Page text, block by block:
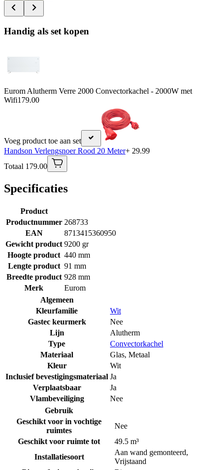
Handig als set kopen
Eurom Alutherm Verre 2000 Convectorkachel - 2000W met
Wifi179.00
Voeg product toe aan set
Handson Verlengsnoer Rood 20 Meter+ 29.99
Totaal 179.00
Specificaties
Product
Productnummer 268733
EAN
8713415360950
Gewicht product 9200 gr
Hoogte product 440 mm
Lengte product 91 mm
Breedte product 928 mm
Merk
Eurom
Algemeen
Kleurfamilie
Wit
Gastec keurmerk
Nee
Lijn
Alutherm
Type
Convectorkachel
Materiaal
Glas, Metaal
Kleur
Wit
Inclusief bevestigingsmateriaal Ja
Verplaatsbaar
Ja
Vlambeveiliging
Nee
Gebruik
Geschikt voor in vochtige
ruimtes
Nee
Geschikt voor ruimte tot
49.5 m³
Installatiesoort
Aan wand gemonteerd,
Vrijstaand